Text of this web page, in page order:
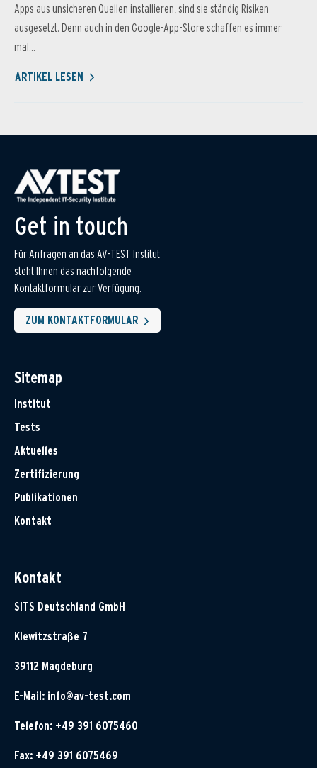
Apps aus unsicheren Quellen installieren, sind sie ständig Risiken
ausgesetzt. Denn auch in den Google-App-Store schaffen es immer
mal...
ARTIKEL LESEN
Get in touch
Für Anfragen an das AV-TEST Institut
steht Ihnen das nachfolgende
Kontaktformular zur Verfügung.
ZUM KONTAKTFORMULAR
Sitemap
Institut
Tests
Aktuelles
Zertifizierung
Publikationen
Kontakt
Kontakt
SITS Deutschland GmbH
Klewitzstraße 7
39112 Magdeburg
E-Mail: info@av-test.com
Telefon: +49 391 6075460
Fax: +49 391 6075469